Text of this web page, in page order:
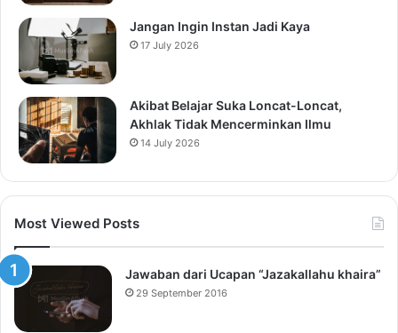
Jangan Ingin Instan Jadi Kaya
17 July 2026
Akibat Belajar Suka Loncat-Loncat,
Akhlak Tidak Mencerminkan Ilmu
14 July 2026
Most Viewed Posts
Jawaban dari Ucapan “Jazakallahu khaira”
29 September 2016